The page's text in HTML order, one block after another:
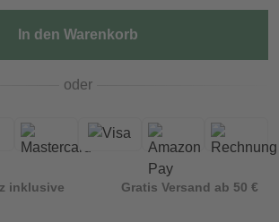
In den Warenkorb
oder
inklusive Gratis Versand ab 50 €